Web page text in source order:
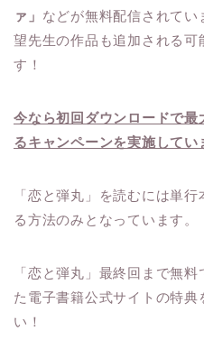
ァ」 などが無料配信されて
望先生の作品も追加される可
す！
今なら初回ダウンロードで
るキャンペーンを実施してい
「恋と弾丸」を読むには単
る方法のみとなっています。
「恋と弾丸」最終回まで無
た電子書籍公式サイトの特典
い！